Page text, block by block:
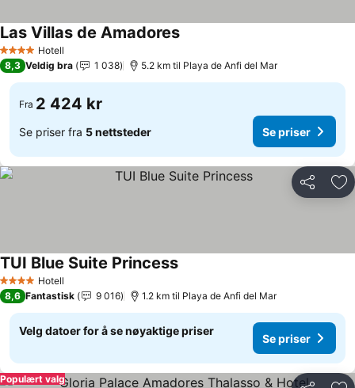
4 StjernerHotell
Las Villas de Amadores
8,3 Veldig bra 1 038 5.2 km til Playa de Anfi del Mar
Fra 2 424 kr
Se priser fra 5 nettsteder Se priser
Del
4 StjernerHotell
TUI Blue Suite Princess
8,6 Fantastisk 9 016 1.2 km til Playa de Anfi del Mar
Velg datoer for å se nøyaktige priser
Se priser
Populært valg